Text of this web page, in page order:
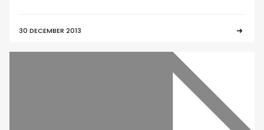
30 DECEMBER 2013